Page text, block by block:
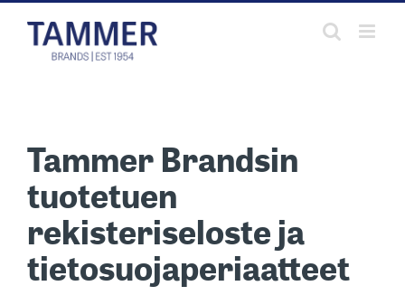
Tammer Brandsin
tuotetuen
rekisteriseloste ja
tietosuojaperiaatteet